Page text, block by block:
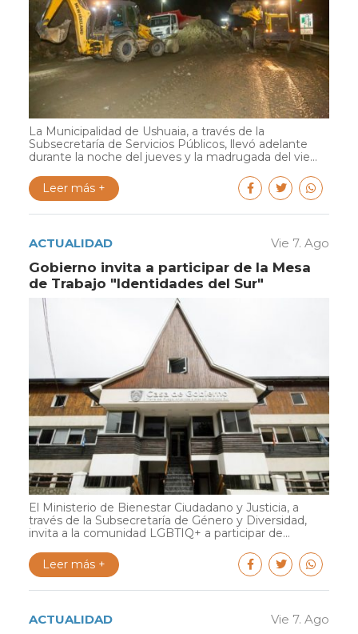
La Municipalidad de Ushuaia, a través de la
Subsecretaría de Servicios Públicos, llevó adelante
durante la noche del jueves y la madrugada del vie...
Leer más +
ACTUALIDAD Vie 7. Ago
Gobierno invita a participar de la Mesa
de Trabajo "Identidades del Sur"
El Ministerio de Bienestar Ciudadano y Justicia, a
través de la Subsecretaría de Género y Diversidad,
invita a la comunidad LGBTIQ+ a participar de...
Leer más +
ACTUALIDAD Vie 7. Ago